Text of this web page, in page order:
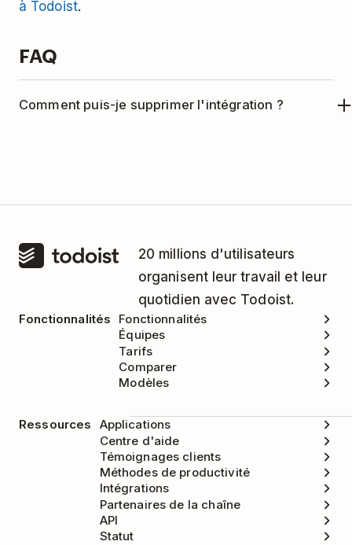
à Todoist.
FAQ
Comment puis-je supprimer l'intégration ?
Sélectionnez
Todoist.
Configurer.
Cliquez surSupprimer.
Lorsque l'application vous demande si vous
souhaitez supprimer la configuration avec
Todoist, sélectionnez
20 millions d'utilisateurs
organisent leur travail et leur
quotidien avec Todoist.
Fonctionnalités
Fonctionnalités
Équipes
Tarifs
Comparer
Modèles
Ressources
Applications
Centre d'aide
Témoignages clients
Méthodes de productivité
Intégrations
Partenaires de la chaîne
API
Statut